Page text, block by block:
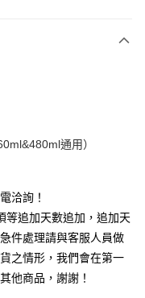
商業銀行
業銀行
業銀行
際商業銀行
業銀行
託商業銀行
邦商業銀行
際商業銀行
業銀行
業銀行
際商業銀行
業銀行
21家銀行
業銀行
邦商業銀行
際商業銀行
業銀行
業銀行
際商業銀行
通用）
洽詢！
等追加天數追加，追加天
件處理請與客服人員做
之情形，我們會在第一
他商品，謝謝！